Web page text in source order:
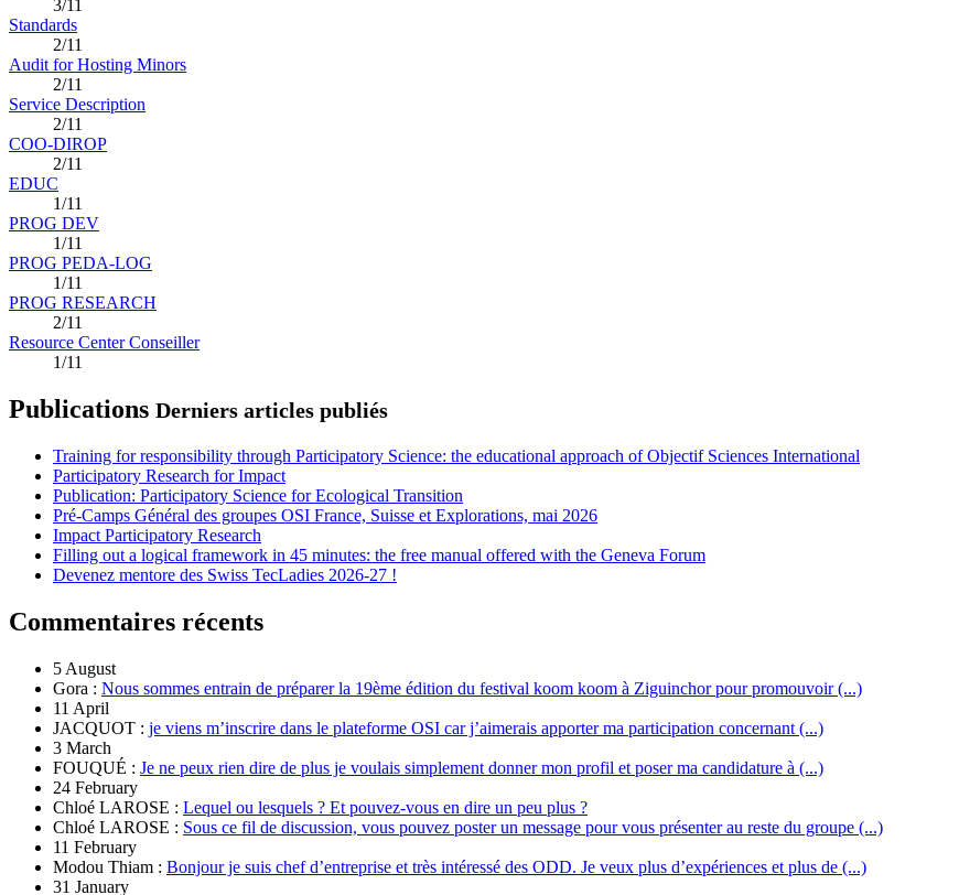
3/11
Standards
2/11
Audit for Hosting Minors
2/11
Service Description
2/11
COO-DIROP
2/11
EDUC
1/11
PROG DEV
1/11
PROG PEDA-LOG
1/11
PROG RESEARCH
2/11
Resource Center Conseiller
1/11
Publications Derniers articles publiés
Training for responsibility through Participatory Science: the educational approach of Objectif Sciences International
Participatory Research for Impact
Publication: Participatory Science for Ecological Transition
Pré-Camps Général des groupes OSI France, Suisse et Explorations, mai 2026
Impact Participatory Research
Filling out a logical framework in 45 minutes: the free manual offered with the Geneva Forum
Devenez mentore des Swiss TecLadies 2026-27 !
Commentaires récents
5 August
Gora : Nous sommes entrain de préparer la 19ème édition du festival koom koom à Ziguinchor pour promouvoir (...)
11 April
JACQUOT : je viens m’inscrire dans le plateforme OSI car j’aimerais apporter ma participation concernant (...)
3 March
FOUQUÉ : Je ne peux rien dire de plus je voulais simplement donner mon profil et poser ma candidature à (...)
24 February
Chloé LAROSE : Lequel ou lesquels ? Et pouvez-vous en dire un peu plus ?
Chloé LAROSE : Sous ce fil de discussion, vous pouvez poster un message pour vous présenter au reste du groupe (...)
11 February
Modou Thiam : Bonjour je suis chef d’entreprise et très intéressé des ODD. Je veux plus d’expériences et plus de (...)
31 January